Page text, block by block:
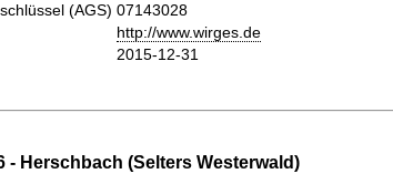
(AGS) 07143028
http://www.wirges.de
2015-12-31
- Herschbach (Selters Westerwald)